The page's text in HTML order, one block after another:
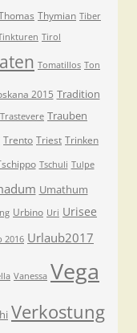
Thymian Tiber
Tirol
Tomatillos Ton
2015 Tradition
Trastevere Trauben
Trento Triest Trinken
Tschuli Tulpe
Umathum
Urbino Uri Urisee
2016 Urlaub2017
Vanessa Vega
Verkostung